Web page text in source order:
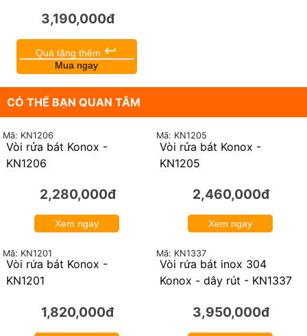
Mua ngay
Tủ kho ngăn kéo độc lập
Eurogold EKL25160, màu
ghi, thành thấp khay chia,
mã kích thước 600mm
3,190,000đ
CÓ THỂ BẠN QUAN TÂM
Vòi rửa bát Konox -
KN1206
Mã: KN1206
2,280,000đ
Vòi rửa bát Konox -
KN1205
Mã: KN1205
2,460,000đ